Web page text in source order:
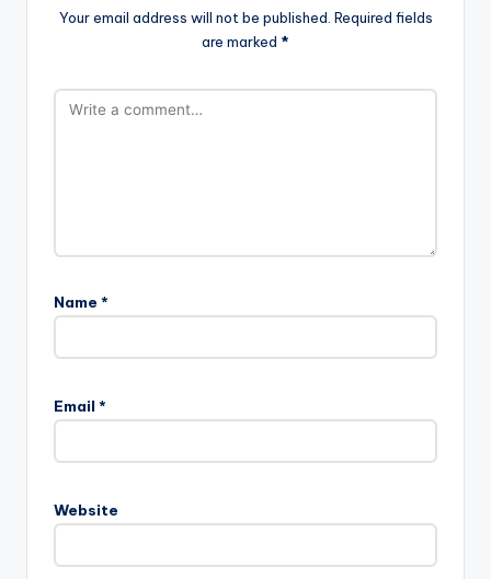
Your email address will not be published. Required fields
are marked *
Name *
Email *
Website